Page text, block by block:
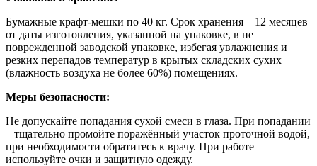
Бумажные крафт-мешки по 40 кг. Срок хранения – 12 месяцев
от даты изготовления, указанной на упаковке, в не
поврежденной заводской упаковке, избегая увлажнения и
резких перепадов температур в крытых складских сухих
(влажность воздуха не более 60%) помещениях.
Меры безопасности:
Не допускайте попадания сухой смеси в глаза. При попадании
– тщательно промойте поражённый участок проточной водой,
при необходимости обратитесь к врачу. При работе
используйте очки и защитную одежду.